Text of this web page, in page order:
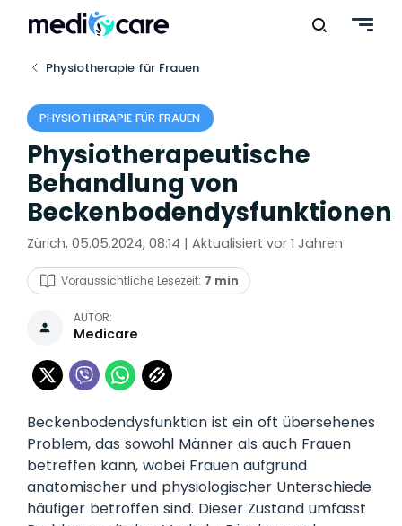
Physiotherapie für Frauen
PHYSIOTHERAPIE FÜR FRAUEN
Physiotherapeutische
Behandlung von
Beckenbodendysfunktionen
Zürich, 05.05.2024, 08:14 | Aktualisiert vor 1 Jahren
Voraussichtliche Lesezeit: 7 min
AUTOR:
Medicare
Beckenbodendysfunktion ist ein oft übersehenes
Problem, das sowohl Männer als auch Frauen
betreffen kann, wobei Frauen aufgrund
anatomischer und physiologischer Unterschiede
häufiger betroffen sind. Dieser Zustand umfasst